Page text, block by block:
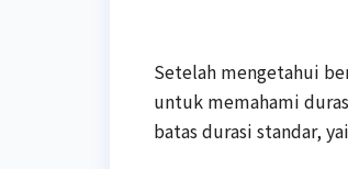
Setelah mengetahui
untuk memahami
batas durasi standar,